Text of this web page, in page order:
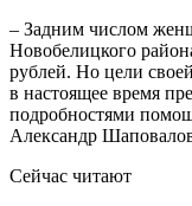
– Задним числом
Новобелицкого
рублей. Но цели
в настоящее время
подробностями
Александр
Сейчас читают